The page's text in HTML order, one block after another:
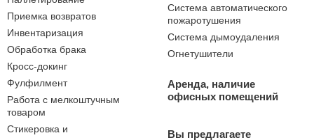
Приемка возвратов
Инвентаризация
Обработка брака
Кросс-докинг
Фулфилмент
Работа с мелкоштучным
товаром
Стикеровка и
Система автоматического
пожаротушения
Система дымоудаления
Огнетушители
Аренда, наличие
офисных помещений
Вы предлагаете